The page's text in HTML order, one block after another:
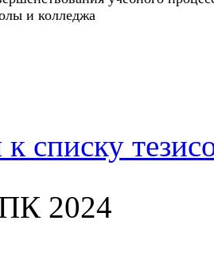
и колледжа
списку
2024